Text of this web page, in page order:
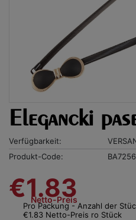
Elegancki
Verfügbarkeit:
Produkt-Code:
€1.83
Netto-Preis
Pro Packung - Anzahl der
€1.83 Netto-Preis ro Stück